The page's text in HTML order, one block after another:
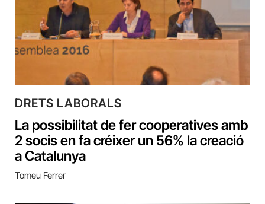
DRETS LABORALS
La possibilitat de fer cooperatives amb
2 socis en fa créixer un 56% la creació
a Catalunya
Tomeu Ferrer